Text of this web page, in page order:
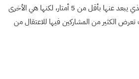
ومسمع من الأمن الوطني الذي يبعد عنها بأقل من 5 أمتار، لكنها هي الأخرى
الكثير من المشاركين فيها للاعتقال من